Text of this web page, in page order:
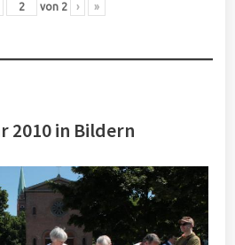
von 2 › »
2010 in Bildern